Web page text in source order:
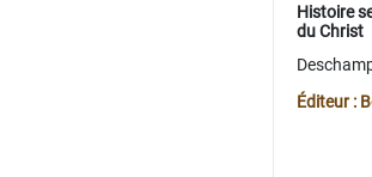
Histoire
du Christ
Éditeur :